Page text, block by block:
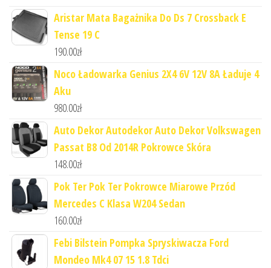
Aristar Mata Bagażnika Do Ds 7 Crossback E
Tense 19 C
190.00zł
Noco Ładowarka Genius 2X4 6V 12V 8A Ładuje 4
Aku
980.00zł
Auto Dekor Autodekor Auto Dekor Volkswagen
Passat B8 Od 2014R Pokrowce Skóra
148.00zł
Pok Ter Pok Ter Pokrowce Miarowe Przód
Mercedes C Klasa W204 Sedan
160.00zł
Febi Bilstein Pompka Spryskiwacza Ford
Mondeo Mk4 07 15 1.8 Tdci